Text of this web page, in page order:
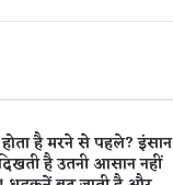
है मरने से पहले? इंसान
है उतनी आसान नहीं